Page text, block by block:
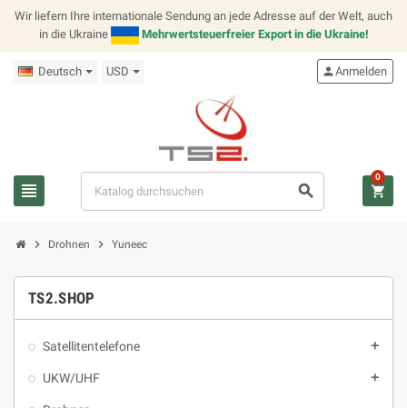
Wir liefern Ihre internationale Sendung an jede Adresse auf der Welt, auch
in die Ukraine
Mehrwertsteuerfreier Export in die Ukraine!
Deutsch USD
view_headline search
personAnmelden
shopping_cart
0
chevron_right Drohnen chevron_right Yuneec
TS2.SHOP
Satellitentelefone add
UKW/UHF add